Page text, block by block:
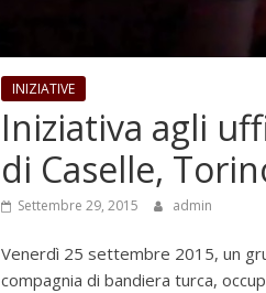
INIZIATIVE
Iniziativa agli
di Caselle,
Settembre 29, 2015 admin
Venerdì 25 settembre 2015, un
compagnia di bandiera turca,